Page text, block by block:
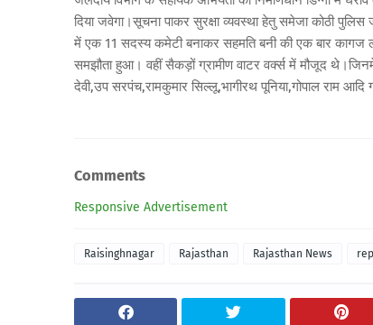
दिया जवेगा।सूचना पाकर सुरक्षा व्यवस्था हेतु समेजा कोठी पुलिस
में एक 11 सदस्य कमेटी बनाकर सहमति बनी की एक बार कागज
समझौता हुआ। वहीं सैकड़ों ग्रामीण वाटर वर्क्स में मौजूद
देवी,उप सरपंच,रामकुमार सिल्लू,भागीरथ पूनिया,गोपाल राम
Comments
Responsive Advertisement
Raisinghnagar Rajasthan Rajasthan News